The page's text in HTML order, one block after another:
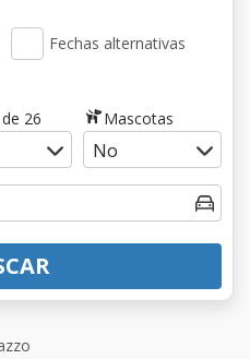
Fechas alternativas
26 Mascotas